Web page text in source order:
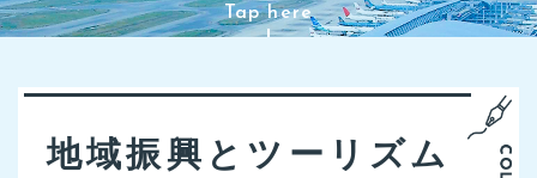
地域振興とツーリズム